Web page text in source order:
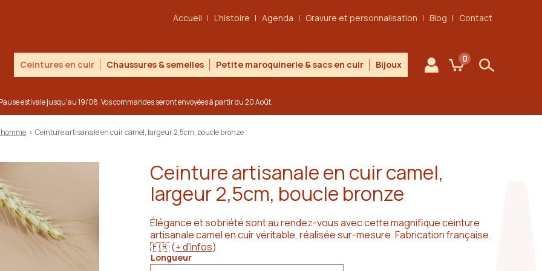
Accueil L’histoire Agenda Gravure et personnalisation Blog Contact
Ceintures en cuir Chaussures & semelles Petite maroquinerie & sacs en cuir Bijoux Mon compte
0
Mon panierRechercher
Pause estivale jusqu'au 19/08. Vos commandes seront envoyées à partir du 20 Août.
> Ceinture artisanale en cuir camel, largeur 2,5cm, boucle bronze
Ceinture artisanale en cuir camel,
largeur 2,5cm, boucle bronze
Élégance et sobriété sont au rendez-vous avec cette magnifique ceinture
artisanale camel en cuir véritable, réalisée sur-mesure. Fabrication française.
🇫🇷(+ d'infos)
Longueur